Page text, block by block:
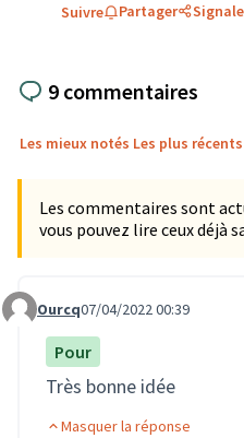
Suivre Partager
9 commentaires
Les mieux notés Les plus récents
Les commentaires sont
vous pouvez lire ceux déjà
Commentaire 241
Ourcq07/04/2022 00:39
Pour
Très bonne idée
Masquer la réponse